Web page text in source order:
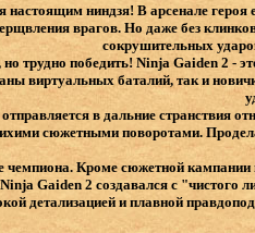
настоящим ниндзя! В арсенале
врагов. Но даже без
сокрушительных
но трудно победить! Ninja Gaiden 2 -
виртуальных баталий, так и
в дальние странствия
сюжетными поворотами.
чемпиона. Кроме сюжетной
Gaiden 2 создавался с "чистого
детализацией и плавной